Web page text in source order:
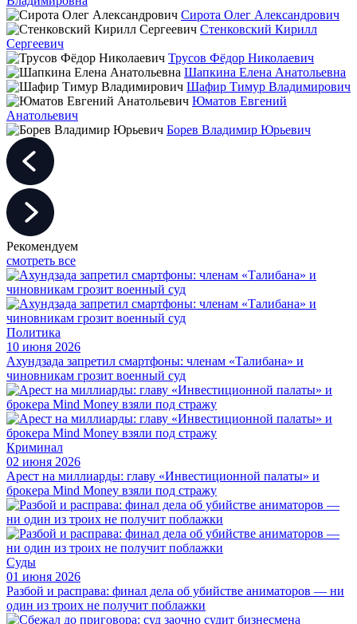
Сирота Олег Александрович
Стенковский Кирилл
Сергеевич
Трусов Фёдор Николаевич
Шапкина Елена Анатольевна
Шафир Тимур Владимирович
Юматов Евгений
Анатольевич
Борев Владимир Юрьевич
Рекомендуем
смотреть все
Политика
10 июня 2026
Ахундзада запретил смартфоны: членам «Талибана» и
чиновникам грозит военный суд
Криминал
02 июня 2026
Арест на миллиарды: главу «Инвестиционной палаты» и
брокера Mind Money взяли под стражу
Суды
01 июня 2026
Разбой и расправа: финал дела об убийстве аниматоров — ни
один из троих не получит поблажки